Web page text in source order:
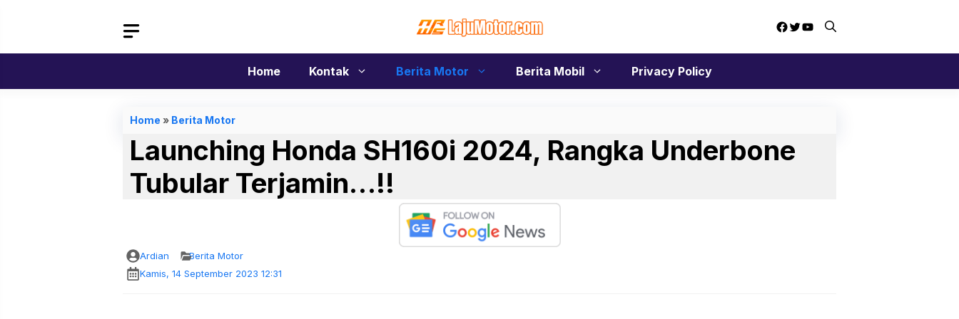
Facebook
Twitter
YouTube
Home Kontak Berita Motor Berita Mobil Privacy Policy
Home » Berita Motor
Launching Honda SH160i 2024, Rangka Underbone
Tubular Terjamin…!!
Ardian
Berita Motor
Kamis, 14 September 2023 12:31